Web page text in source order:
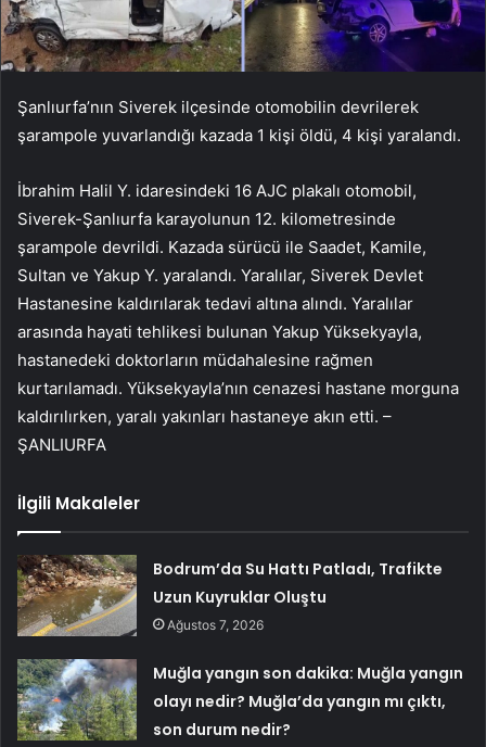
Şanlıurfa’nın Siverek ilçesinde otomobilin devrilerek
şarampole yuvarlandığı kazada 1 kişi öldü, 4 kişi yaralandı.
İbrahim Halil Y. idaresindeki 16 AJC plakalı otomobil,
Siverek-Şanlıurfa karayolunun 12. kilometresinde
şarampole devrildi. Kazada sürücü ile Saadet, Kamile,
Sultan ve Yakup Y. yaralandı. Yaralılar, Siverek Devlet
Hastanesine kaldırılarak tedavi altına alındı. Yaralılar
arasında hayati tehlikesi bulunan Yakup Yüksekyayla,
hastanedeki doktorların müdahalesine rağmen
kurtarılamadı. Yüksekyayla’nın cenazesi hastane morguna
kaldırılırken, yaralı yakınları hastaneye akın etti. –
ŞANLIURFA
İlgili Makaleler
Bodrum’da Su Hattı Patladı, Trafikte
Uzun Kuyruklar Oluştu
Ağustos 7, 2026
Muğla yangın son dakika: Muğla yangın
olayı nedir? Muğla’da yangın mı çıktı,
son durum nedir?